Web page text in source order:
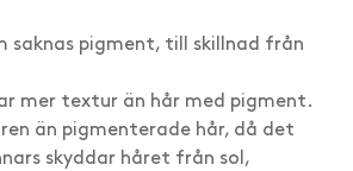
pigment, till skillnad från
mer textur än hår med pigment.
än pigmenterade hår, då det
skyddar håret från sol,